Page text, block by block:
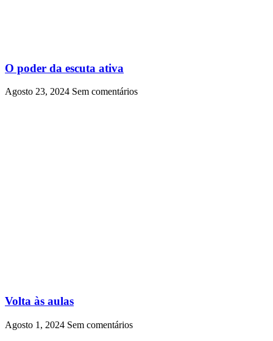
O poder da escuta ativa
Agosto 23, 2024 Sem comentários
Volta às aulas
Agosto 1, 2024 Sem comentários